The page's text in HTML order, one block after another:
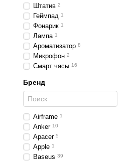
Штатив 2
Геймпад 1
Фонарик 1
Лампа 1
Ароматизатор 8
Микрофон 2
Смарт часы 16
Бренд
Airframe 1
Anker 10
Apacer 5
Apple 1
Baseus 39